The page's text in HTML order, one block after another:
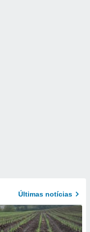
Últimas notícias